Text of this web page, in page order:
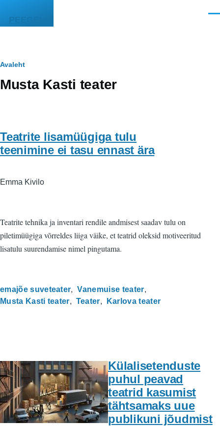
PEEGEL
Leivapuru
Avaleht
Musta Kasti teater
Teatrite lisamüügiga tulu
teenimine ei tasu ennast ära
Emma Kivilo
Teatrite tehnika ja inventari rendile andmisest saadav tulu on
piletimüügiga võrreldes liiga väike, et teatrid oleksid motiveeritud
lisatulu suurendamise nimel pingutama.
emajõe suveteater
Vanemuise teater
Musta Kasti teater
Teater Karlova teater
Külalisetenduste
puhul peavad
teatrid kasumist
tähtsamaks uue
publikuni jõudmist